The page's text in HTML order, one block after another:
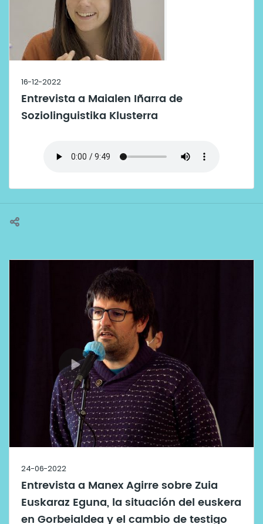
16-12-2022
Entrevista a Maialen Iñarra de
Soziolinguistika Klusterra
24-06-2022
Entrevista a Manex Agirre sobre Zuia
Euskaraz Eguna, la situación del euskera
en Gorbeialdea y el cambio de testigo